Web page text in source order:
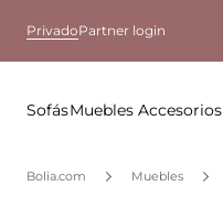
PrivadoPartner login
SofásMuebles Accesorios
Bolia.com Muebles